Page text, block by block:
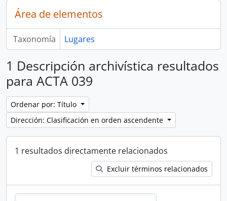
Área de elementos
Taxonomía Lugares
1 Descripción archivística resultados
para ACTA 039
Ordenar por: Título
Dirección: Clasificación en orden ascendente
1 resultados directamente relacionados
Excluir términos relacionados